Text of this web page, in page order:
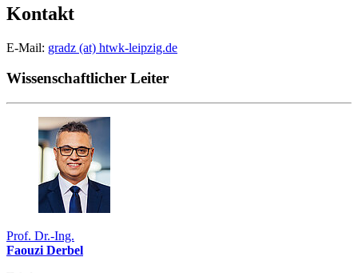
Kontakt
E-Mail: gradz (at) htwk-leipzig.de
Wissenschaftlicher Leiter
Prof. Dr.-Ing.
Faouzi Derbel